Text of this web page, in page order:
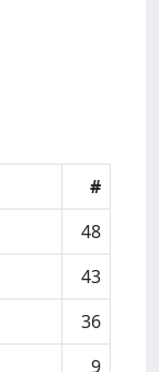
#
48
43
36
9